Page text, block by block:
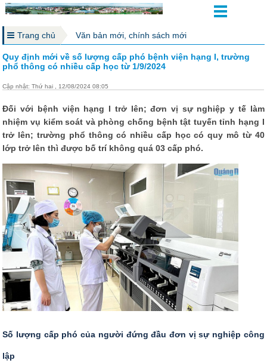
Trang chủ Văn bản mới, chính sách mới
Quy định mới về số lượng cấp phó bệnh viện hạng I, trường
phổ thông có nhiều cấp học từ 1/9/2024
Cập nhật: Thứ hai , 12/08/2024 08:05
Đối với bệnh viện hạng I trở lên; đơn vị sự nghiệp y tế làm
nhiệm vụ kiểm soát và phòng chống bệnh tật tuyến tỉnh hạng I
trở lên; trường phổ thông có nhiều cấp học có quy mô từ 40
lớp trở lên thì được bố trí không quá 03 cấp phó.
Số lượng cấp phó của người đứng đầu đơn vị sự nghiệp công
lập